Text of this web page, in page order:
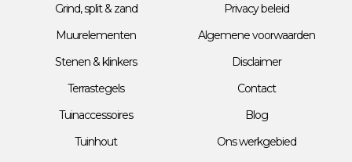
Grind, split & zand
Muurelementen
Stenen & klinkers
Terrastegels
Tuinaccessoires
Tuinhout
Privacy beleid
Algemene voorwaarden
Disclaimer
Contact
Blog
Ons werkgebied